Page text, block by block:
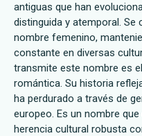
antiguas que han
distinguida y atemporal.
nombre femenino,
constante en diversas
transmite este nombre es
romántica. Su historia
ha perdurado a través de
europeo. Es un nombre
herencia cultural robusta